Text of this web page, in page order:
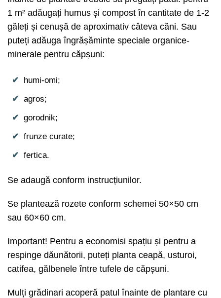
1 m² adăugați humus și compost în cantitate de 1-2
găleți și cenușă de aproximativ câteva căni. Sau
puteți adăuga îngrășăminte speciale organice-
minerale pentru căpșuni:
humi-omi;
agros;
gorodnik;
frunze curate;
fertica.
Se adaugă conform instrucțiunilor.
Se plantează rozete conform schemei 50×50 cm
sau 60×60 cm.
Important! Pentru a economisi spațiu și pentru a
respinge dăunătorii, puteți planta ceapă, usturoi,
catifea, gălbenele între tufele de căpșuni.
Mulți grădinari acoperă patul înainte de plantare cu